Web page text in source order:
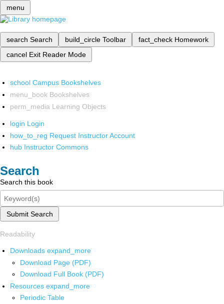
menu
search Search build_circle Toolbar fact_check Homework
cancel Exit Reader Mode
school Campus Bookshelves
menu_book Bookshelves
perm_media Learning Objects
login Login
how_to_reg Request Instructor Account
hub Instructor Commons
Search
Search this book
Submit Search
Readability
Downloads expand_more
Download Page (PDF)
Download Full Book (PDF)
Resources expand_more
Periodic Table